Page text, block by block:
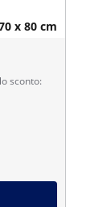
x 80 cm
sconto: